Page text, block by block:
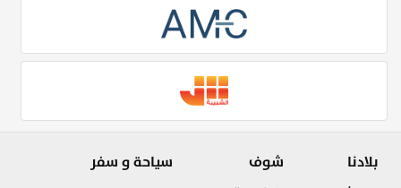
بلادنا
شوف
سياحة و سفر